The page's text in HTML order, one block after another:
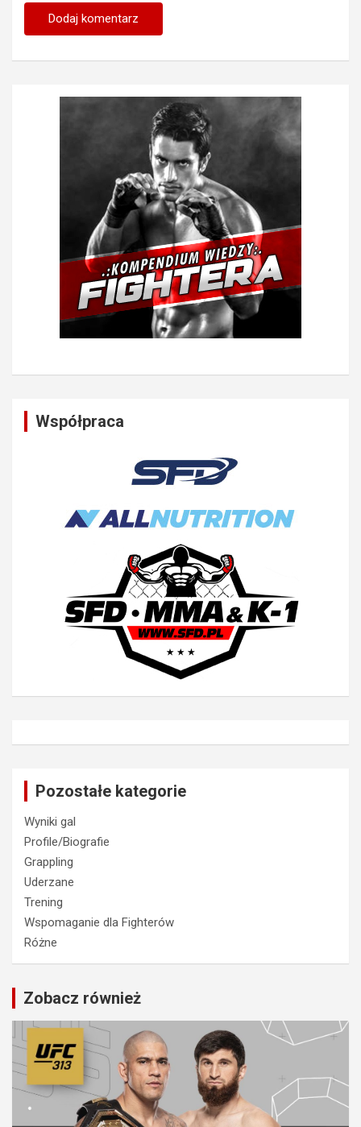
Współpraca
Pozostałe kategorie
Wyniki gal
Profile/Biografie
Grappling
Uderzane
Trening
Wspomaganie dla Fighterów
Różne
Zobacz również